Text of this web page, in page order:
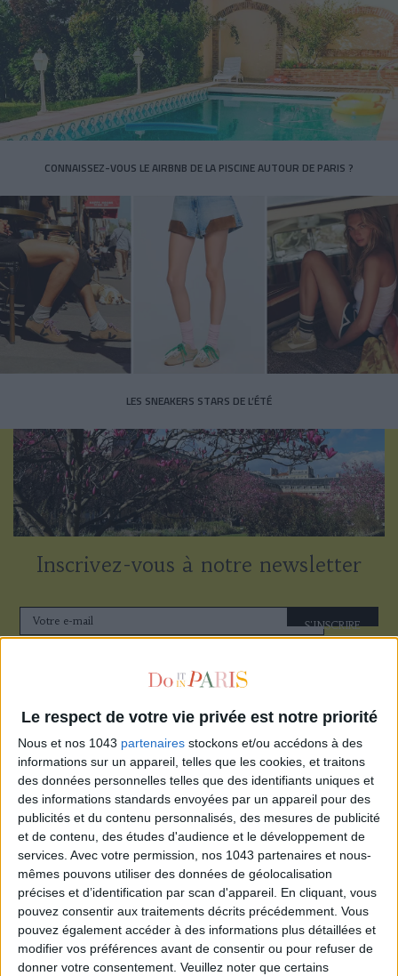
Le respect de votre vie privée est notre priorité
Nous et nos 1043 partenaires stockons et/ou accédons à des
informations sur un appareil, telles que les cookies, et traitons
des données personnelles telles que des identifiants uniques et
des informations standards envoyées par un appareil pour des
publicités et du contenu personnalisés, des mesures de publicité
et de contenu, des études d'audience et le développement de
services. Avec votre permission, nos 1043 partenaires et nous-
mêmes pouvons utiliser des données de géolocalisation
précises et d’identification par scan d'appareil. En cliquant, vous
pouvez consentir aux traitements décrits précédemment. Vous
pouvez également accéder à des informations plus détaillées et
modifier vos préférences avant de consentir ou pour refuser de
donner votre consentement. Veuillez noter que certains
CONNAISSEZ-VOUS LE AIRBNB DE LA PISCINE AUTOUR DE PARIS ?
LES SNEAKERS STARS DE L’ÉTÉ
Inscrivez-vous à notre newsletter
S'INSCRIRE
ADOPT PARFUMS RÉVOLUTIONNE LA PARFUMERIE MADE IN FRANCE À PETIT PRIX